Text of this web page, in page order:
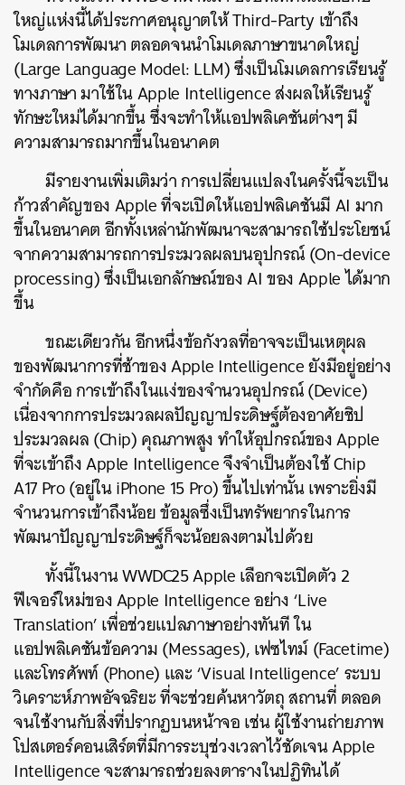
ใหญ่แห่งนี้ได้ประกาศอนุญาตให้ Third-Party เข้าถึง
โมเดลการพัฒนา ตลอดจนนำโมเดลภาษาขนาดใหญ่
(Large Language Model: LLM) ซึ่งเป็นโมเดลการเรียนรู้
ทางภาษา มาใช้ใน Apple Intelligence ส่งผลให้เรียนรู้
ทักษะใหม่ได้มากขึ้น ซึ่งจะทำให้แอปพลิเคชันต่างๆ มี
ความสามารถมากขึ้นในอนาคต
มีรายงานเพิ่มเติมว่า การเปลี่ยนแปลงในครั้งนี้จะเป็น
ก้าวสำคัญของ Apple ที่จะเปิดให้แอปพลิเคชันมี AI มาก
ขึ้นในอนาคต อีกทั้งเหล่านักพัฒนาจะสามารถใช้ประโยชน์
จากความสามารถการประมวลผลบนอุปกรณ์​ (On-device
processing) ซึ่งเป็นเอกลักษณ์ของ AI ของ Apple ได้มาก
ขึ้น
ขณะเดียวกัน อีกหนึ่งข้อกังวลที่อาจจะเป็นเหตุผล
ของพัฒนาการที่ช้าของ Apple Intelligence ยังมีอยู่อย่าง
จำกัดคือ การเข้าถึงในแง่ของจำนวนอุปกรณ์ (Device)
เนื่องจากการประมวลผลปัญญาประดิษฐ์ต้องอาศัยชิป
ประมวลผล (Chip) คุณภาพสูง ทำให้อุปกรณ์ของ Apple
ที่จะเข้าถึง Apple Intelligence จึงจำเป็นต้องใช้ Chip
A17 Pro (อยู่ใน iPhone 15 Pro) ขึ้นไปเท่านั้น เพราะยิ่งมี
จำนวนการเข้าถึงน้อย ข้อมูลซึ่งเป็นทรัพยากรในการ
พัฒนาปัญญาประดิษฐ์ก็จะน้อยลงตามไปด้วย
ทั้งนี้ในงาน WWDC25 Apple เลือกจะเปิดตัว 2
ฟีเจอร์ใหม่ของ Apple Intelligence อย่าง ‘Live
Translation’ เพื่อช่วยแปลภาษาอย่างทันที ใน
แอปพลิเคชันข้อความ (Messages), เฟซไทม์ (Facetime)
และโทรศัพท์ (Phone) และ ‘Visual Intelligence’ ระบบ
วิเคราะห์ภาพอัจฉริยะ ที่จะช่วยค้นหาวัตถุ สถานที่ ตลอด
จนใช้งานกับสิ่งที่ปรากฏบนหน้าจอ เช่น ผู้ใช้งานถ่ายภาพ
โปสเตอร์คอนเสิร์ตที่มีการระบุช่วงเวลาไว้ชัดเจน Apple
Intelligence จะสามารถช่วยลงตารางในปฏิทินได้